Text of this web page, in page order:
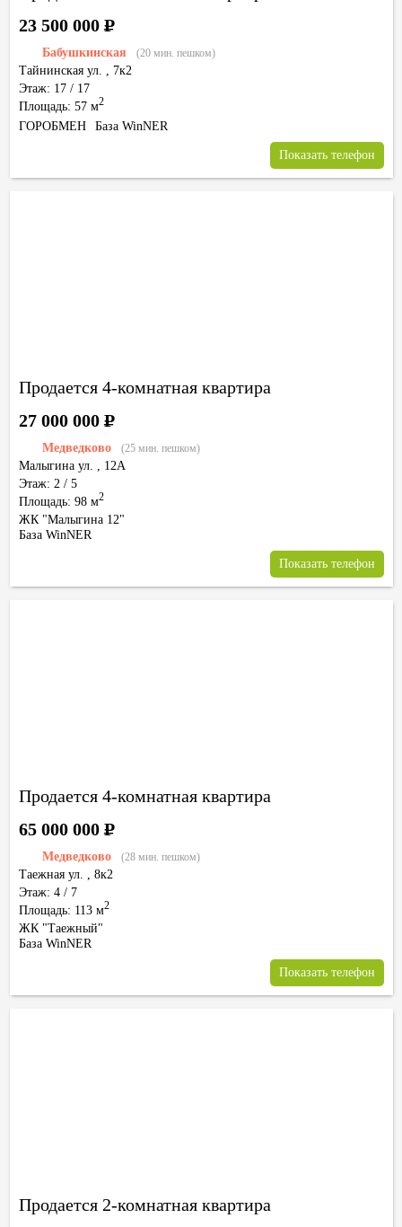
Бабушкинская (20 мин. пешком)
Тайнинская ул. , 7к2
Этаж: 17 / 17
Площадь: 57 м2
23 500 000Р
ГОРОБМЕН База WinNER
Показать телефон
Продается 4-комнатная квартира
Медведково (25 мин. пешком)
Малыгина ул. , 12А
Этаж: 2 / 5
Площадь: 98 м2
ЖК "Малыгина 12"
27 000 000Р
База WinNER
Показать телефон
Продается 4-комнатная квартира
Медведково (28 мин. пешком)
Таежная ул. , 8к2
Этаж: 4 / 7
Площадь: 113 м2
ЖК "Таежный"
65 000 000Р
База WinNER
Показать телефон
Продается 2-комнатная квартира